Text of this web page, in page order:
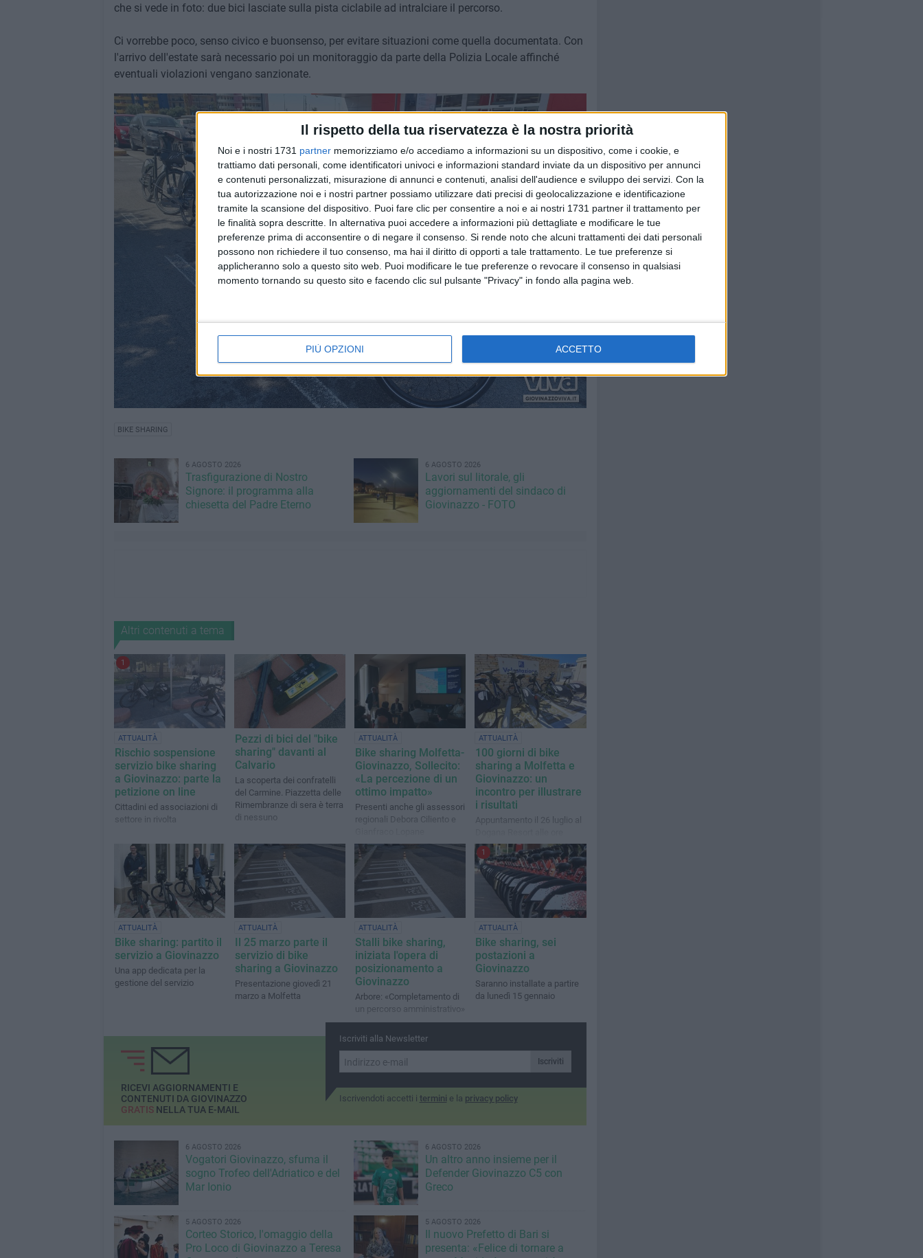
Il rispetto della tua riservatezza è la nostra priorità
Noi e i nostri 1731 partner memorizziamo e/o accediamo a informazioni su un dispositivo, come i cookie, e
trattiamo dati personali, come identificatori univoci e informazioni standard inviate da un dispositivo per annunci
e contenuti personalizzati, misurazione di annunci e contenuti, analisi dell'audience e sviluppo dei servizi. Con la
tua autorizzazione noi e i nostri partner possiamo utilizzare dati precisi di geolocalizzazione e identificazione
tramite la scansione del dispositivo. Puoi fare clic per consentire a noi e ai nostri 1731 partner il trattamento per
le finalità sopra descritte. In alternativa puoi accedere a informazioni più dettagliate e modificare le tue
preferenze prima di acconsentire o di negare il consenso. Si rende noto che alcuni trattamenti dei dati personali
possono non richiedere il tuo consenso, ma hai il diritto di opporti a tale trattamento. Le tue preferenze si
applicheranno solo a questo sito web. Puoi modificare le tue preferenze o revocare il consenso in qualsiasi
momento tornando su questo sito e facendo clic sul pulsante "Privacy" in fondo alla pagina web.
PIÙ OPZIONI ACCETTO
che si vede in foto: due bici lasciate sulla pista ciclabile ad intralciare il percorso.
Ci vorrebbe poco, senso civico e buonsenso, per evitare situazioni come quella documentata. Con
l'arrivo dell'estate sarà necessario poi un monitoraggio da parte della Polizia Locale affinché
eventuali violazioni vengano sanzionate.
BIKE SHARING
6 AGOSTO 2026
Trasfigurazione di Nostro
Signore: il programma alla
chiesetta del Padre Eterno
6 AGOSTO 2026
Lavori sul litorale, gli
aggiornamenti del sindaco di
Giovinazzo - FOTO
Altri contenuti a tema
1
ATTUALITÀ
Rischio sospensione
servizio bike sharing
a Giovinazzo: parte la
petizione on line
Cittadini ed associazioni di
settore in rivolta
Pezzi di bici del "bike
sharing" davanti al
Calvario
La scoperta dei confratelli
del Carmine. Piazzetta delle
Rimembranze di sera è terra
di nessuno
ATTUALITÀ
Bike sharing Molfetta-
Giovinazzo, Sollecito:
«La percezione di un
ottimo impatto»
Presenti anche gli assessori
regionali Debora Ciliento e
ATTUALITÀ
100 giorni di bike
sharing a Molfetta e
Giovinazzo: un
incontro per illustrare
i risultati
Appuntamento il 26 luglio al
16:00
ATTUALITÀ
Bike sharing: partito il
servizio a Giovinazzo
Una app dedicata per la
gestione del servizio
ATTUALITÀ
Il 25 marzo parte il
servizio di bike
sharing a Giovinazzo
Presentazione giovedì 21
marzo a Molfetta
ATTUALITÀ
Stalli bike sharing,
iniziata l'opera di
posizionamento a
Giovinazzo
Arbore: «Completamento di
un percorso amministrativo»
1
ATTUALITÀ
Bike sharing, sei
postazioni a
Giovinazzo
Saranno installate a partire
da lunedì 15 gennaio
Iscriviti alla Newsletter
Iscriviti
Iscrivendoti accetti i termini e la privacy policy
RICEVI AGGIORNAMENTI E
CONTENUTI DA GIOVINAZZO
GRATISNELLA TUA E-MAIL
6 AGOSTO 2026
Vogatori Giovinazzo, sfuma il
sogno Trofeo dell'Adriatico e del
Mar Ionio
6 AGOSTO 2026
Un altro anno insieme per il
Defender Giovinazzo C5 con
Greco
5 AGOSTO 2026
Corteo Storico, l'omaggio della
Pro Loco di Giovinazzo a Teresa
5 AGOSTO 2026
Il nuovo Prefetto di Bari si
presenta: «Felice di tornare a